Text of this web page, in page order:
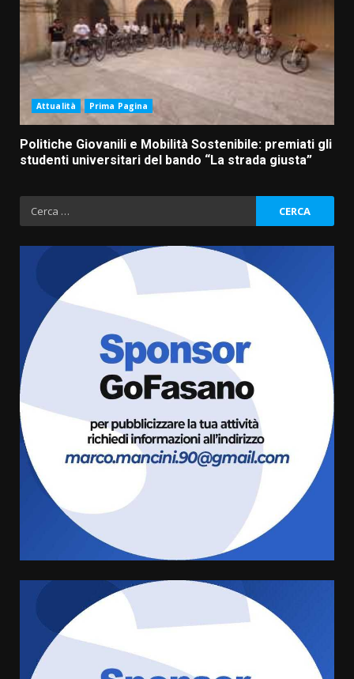
Attualità Prima Pagina
Politiche Giovanili e Mobilità Sostenibile: premiati gli
studenti universitari del bando “La strada giusta”
Ricerca
per:
Politiche Giovanili e Mobilità
Sostenibile: premiati gli studenti
universitari del bando “La strada
giusta”
8 Agosto 2026 07:15
“I Contestatori: Musica di
Rivoluzione”: nuovo
appuntamento con “Fasano in
Banda”
amarezza per esclusione dal
campionato di calcio”
7 Agosto 2026 06:00